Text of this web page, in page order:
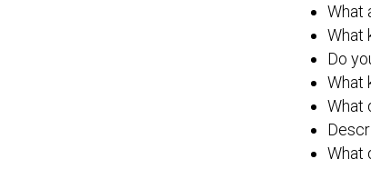
What
What
Do
What
What
What